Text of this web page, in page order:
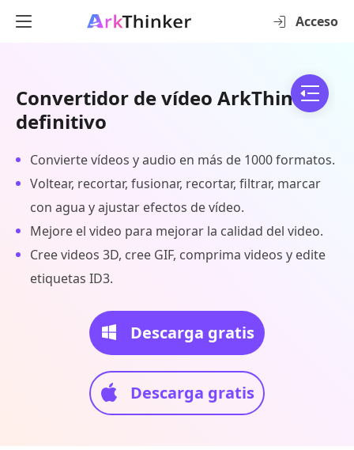
Acceso
Convertidor de vídeo ArkThinker
definitivo
Convierte vídeos y audio en más de 1000 formatos.
Voltear, recortar, fusionar, recortar, filtrar, marcar
con agua y ajustar efectos de vídeo.
Mejore el video para mejorar la calidad del video.
Cree videos 3D, cree GIF, comprima videos y edite
etiquetas ID3.
Descarga gratis
Descarga gratis